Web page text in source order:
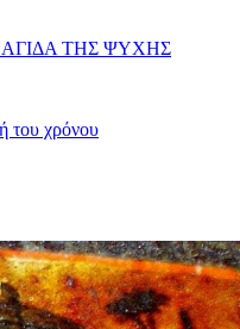
ΤΗΣ ΨΥΧΗΣ
του χρόνου